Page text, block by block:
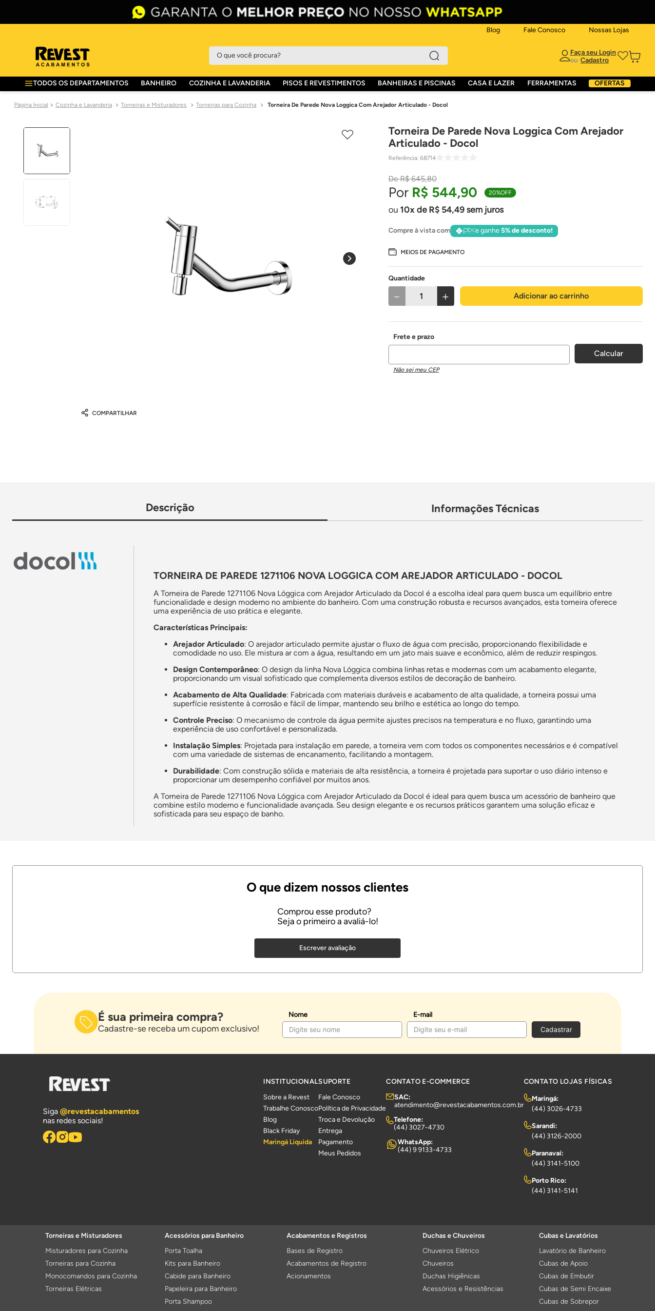
Blog Fale Conosco Nossas Lojas
O que você procura?
ou
TODOS OS DEPARTAMENTOS BANHEIRO COZINHA E LAVANDERIA PISOS E REVESTIMENTOS BANHEIRAS E PISCINAS CASA E LAZER FERRAMENTAS OFERTAS
Cozinha e Lavanderia Torneiras e Misturadores Torneiras para Cozinha Torneira De Parede Nova Loggica Com Arejador Articulado - Docol
COMPARTILHAR
Torneira De Parede Nova Loggica Com Arejador
Articulado - Docol
Referência: 68714
R$ 645,80
R$ 544,90 20%OFF
10 de R$ 54,49sem juros
Compre à vista com e ganhe5% de desconto!
MEIOS DE PAGAMENTO
Quantidade
＋
－ Adicionar ao carrinho
Não sei meu CEP
Descrição Informações Técnicas
TORNEIRA DE PAREDE 1271106 NOVA LOGGICA COM AREJADOR ARTICULADO - DOCOL
A Torneira de Parede 1271106 Nova Lóggica com Arejador Articulado da Docol é a escolha ideal para quem busca um equilíbrio entre
funcionalidade e design moderno no ambiente do banheiro. Com uma construção robusta e recursos avançados, esta torneira oferece
uma experiência de uso prática e elegante.
Características Principais:
Arejador Articulado: O arejador articulado permite ajustar o fluxo de água com precisão, proporcionando flexibilidade e
comodidade no uso. Ele mistura ar com a água, resultando em um jato mais suave e econômico, além de reduzir respingos.
Design Contemporâneo: O design da linha Nova Lóggica combina linhas retas e modernas com um acabamento elegante,
proporcionando um visual sofisticado que complementa diversos estilos de decoração de banheiro.
Acabamento de Alta Qualidade: Fabricada com materiais duráveis e acabamento de alta qualidade, a torneira possui uma
superfície resistente à corrosão e fácil de limpar, mantendo seu brilho e estética ao longo do tempo.
Controle Preciso: O mecanismo de controle da água permite ajustes precisos na temperatura e no fluxo, garantindo uma
experiência de uso confortável e personalizada.
Instalação Simples: Projetada para instalação em parede, a torneira vem com todos os componentes necessários e é compatível
com uma variedade de sistemas de encanamento, facilitando a montagem.
Durabilidade: Com construção sólida e materiais de alta resistência, a torneira é projetada para suportar o uso diário intenso e
proporcionar um desempenho confiável por muitos anos.
A Torneira de Parede 1271106 Nova Lóggica com Arejador Articulado da Docol é ideal para quem busca um acessório de banheiro que
combine estilo moderno e funcionalidade avançada. Seu design elegante e os recursos práticos garantem uma solução eficaz e
sofisticada para seu espaço de banho.
Escrever avaliação
É sua primeira compra?
Cadastre-se receba um cupom exclusivo!
Nome
E-mail
Cadastrar
Siga @revestacabamentos
nas redes sociais!
INSTITUCIONAL
Sobre a Revest
Trabalhe Conosco
Blog
Black Friday
Maringá Liquida
SUPORTE
Fale Conosco
Política de Privacidade
Troca e Devolução
Entrega
Pagamento
Meus Pedidos
CONTATO E-COMMERCE
SAC:
atendimento@revestacabamentos.com.br
Telefone:
(44) 3027-4730
WhatsApp:
(44) 9 9133-4733
CONTATO LOJAS FÍSICAS
Maringá:
(44) 3026-4733
Sarandi:
(44) 3126-2000
Paranavaí:
(44) 3141-5100
Porto Rico:
(44) 3141-5141
Torneiras e Misturadores
Misturadores para Cozinha
Torneiras para Cozinha
Monocomandos para Cozinha
Torneiras Elétricas
Acessórios para Banheiro
Porta Toalha
Kits para Banheiro
Cabide para Banheiro
Papeleira para Banheiro
Porta Shampoo
Acabamentos e Registros
Bases de Registro
Acabamentos de Registro
Acionamentos
Duchas e Chuveiros
Chuveiros Elétrico
Chuveiros
Duchas Higiênicas
Acessórios e Resistências
Cubas e Lavatórios
Lavatório de Banheiro
Cubas de Apoio
Cubas de Embutir
Cubas de Semi Encaixe
Cubas de Sobrepor